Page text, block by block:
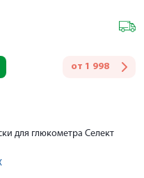
от 1 998
для глюкометра Селект